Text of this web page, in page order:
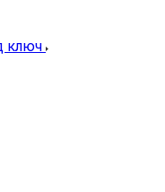
ключ